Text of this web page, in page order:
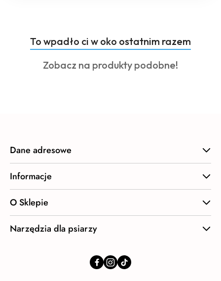
Pomiń karuzelę produktów
Produkty
o
statusie:
To wpadło ci w oko ostatnim razem
Produkty
Zobacz na produkty podobne!
Dane adresowe
Informacje
O Sklepie
Narzędzia dla psiarzy